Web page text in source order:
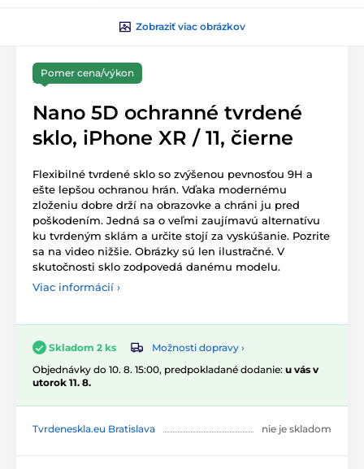
Zobraziť viac obrázkov
Pomer cena/výkon
Nano 5D ochranné tvrdené
sklo, iPhone XR / 11, čierne
Flexibilné tvrdené sklo so zvýšenou pevnosťou 9H a
ešte lepšou ochranou hrán. Vďaka modernému
zloženiu dobre drží na obrazovke a chráni ju pred
poškodením. Jedná sa o veľmi zaujímavú alternatívu
ku tvrdeným sklám a určite stojí za vyskúšanie. Pozrite
sa na video nižšie. Obrázky sú len ilustračné. V
skutočnosti sklo zodpovedá danému modelu.
Viac informácií ›
Skladom 2 ks
Možnosti dopravy ›
Objednávky do 10. 8. 15:00, predpokladané dodanie: u vás v
utorok 11. 8.
Tvrdeneskla.eu Bratislava nie je skladom